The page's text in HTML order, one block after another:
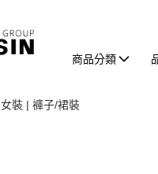
商品分類
女裝 | 褲子/裙裝